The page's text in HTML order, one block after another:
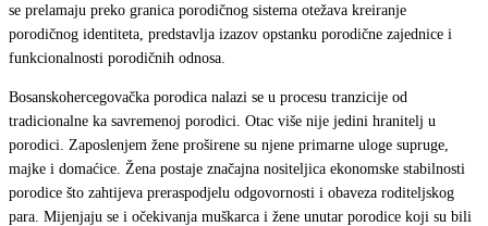
se prelamaju preko granica porodičnog sistema otežava kreiranje
porodičnog identiteta, predstavlja izazov opstanku porodične zajednice i
funkcionalnosti porodičnih odnosa.
Bosanskohercegovačka porodica nalazi se u procesu tranzicije od
tradicionalne ka savremenoj porodici. Otac više nije jedini hranitelj u
porodici. Zaposlenjem žene proširene su njene primarne uloge supruge,
majke i domaćice. Žena postaje značajna nositeljica ekonomske stabilnosti
porodice što zahtijeva preraspodjelu odgovornosti i obaveza roditeljskog
para. Mijenjaju se i očekivanja muškarca i žene unutar porodice koji su bili